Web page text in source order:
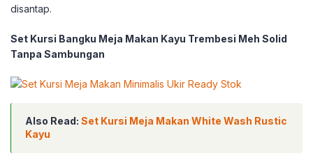
disantap.
Set Kursi Bangku Meja Makan Kayu Trembesi Meh Solid
Tanpa Sambungan
Also Read: Set Kursi Meja Makan White Wash Rustic
Kayu